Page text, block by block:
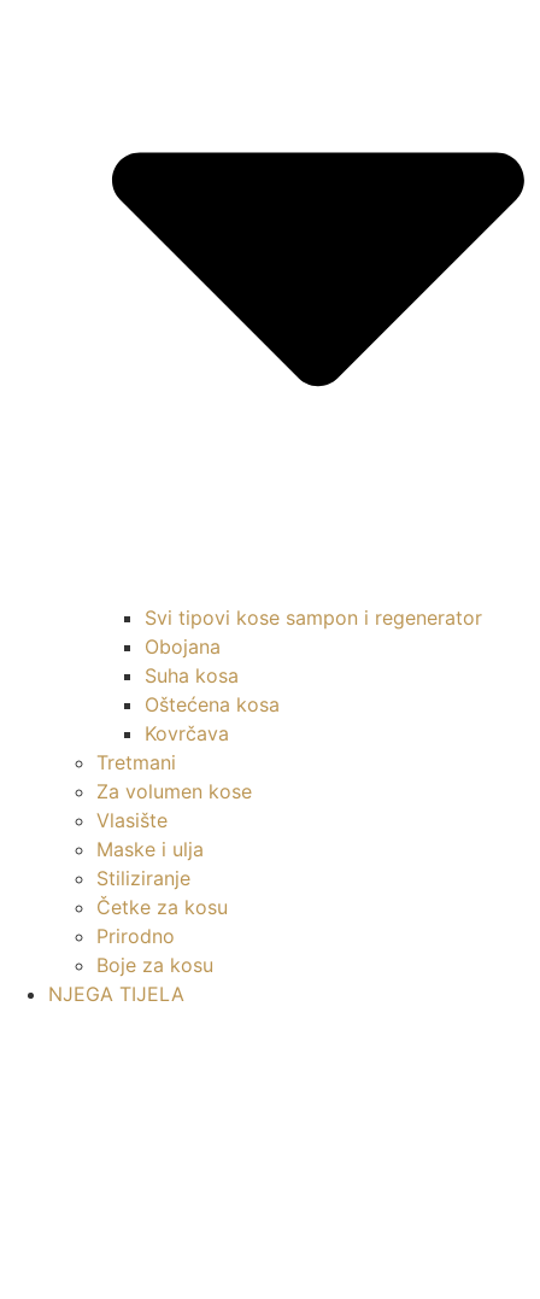
Svi tipovi kose sampon i regenerator
Obojana
Suha kosa
Oštećena kosa
Kovrčava
Tretmani
Za volumen kose
Vlasište
Maske i ulja
Stiliziranje
Četke za kosu
Prirodno
Boje za kosu
NJEGA TIJELA